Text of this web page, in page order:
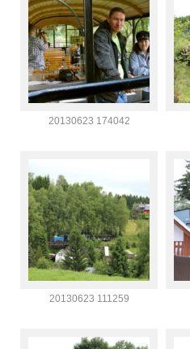
20130623 174042
20130623 111259